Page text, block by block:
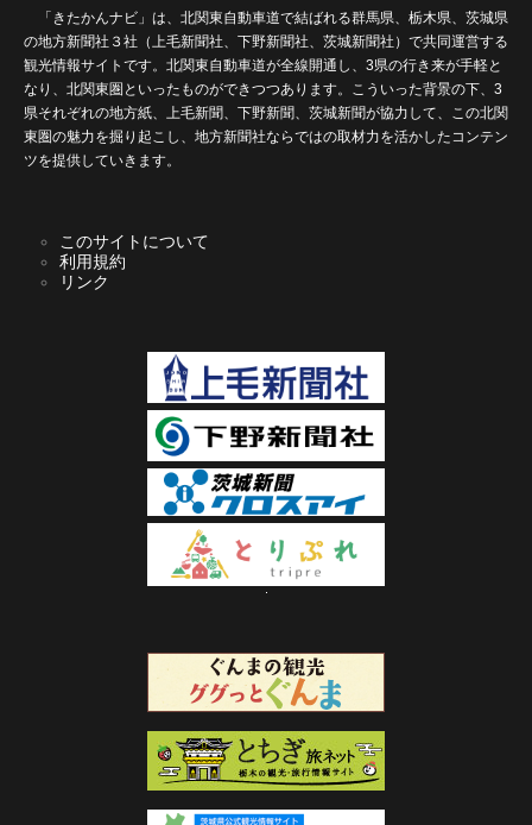
「きたかんナビ」は、北関東自動車道で結ばれる群馬県、栃木県、茨城県
の地方新聞社３社（上毛新聞社、下野新聞社、茨城新聞社）で共同運営する
観光情報サイトです。北関東自動車道が全線開通し、3県の行き来が手軽と
なり、北関東圏といったものができつつあります。こういった背景の下、3
県それぞれの地方紙、上毛新聞、下野新聞、茨城新聞が協力して、この北関
東圏の魅力を掘り起こし、地方新聞社ならではの取材力を活かしたコンテン
ツを提供していきます。
このサイトについて
利用規約
リンク